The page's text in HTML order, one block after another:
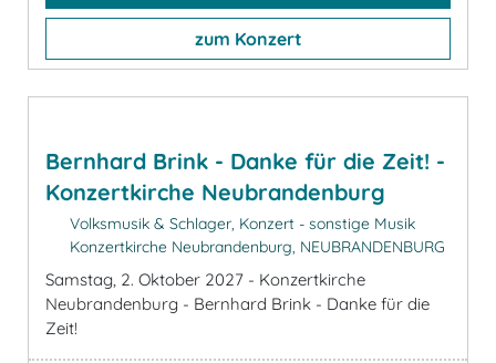
zum Konzert
Bernhard Brink - Danke für die Zeit! -
Konzertkirche Neubrandenburg
Volksmusik & Schlager, Konzert - sonstige Musik
Konzertkirche Neubrandenburg, NEUBRANDENBURG
Samstag, 2. Oktober 2027 - Konzertkirche
Neubrandenburg - Bernhard Brink - Danke für die
Zeit!